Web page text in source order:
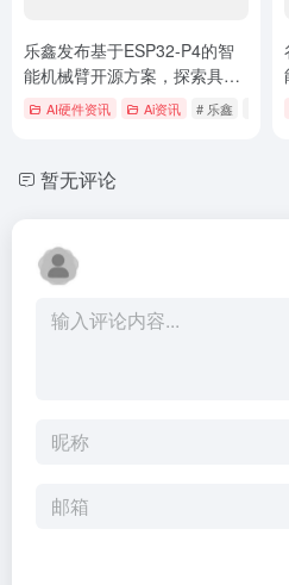
乐鑫发布基于ESP32-P4的智
能机械臂开源方案，探索具身
智能工业应用新路径
AI硬件资讯 Ai资讯 # 乐鑫 # 乐
暂无评论